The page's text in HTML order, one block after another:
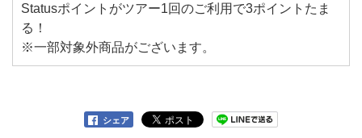
Statusポイントがツアー1回のご利用で3ポイントたま
る！
※一部対象外商品がございます。
シェア